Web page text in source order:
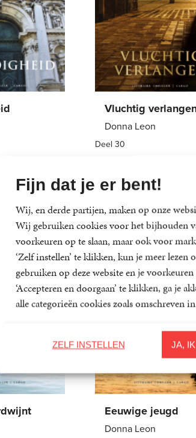
Fijn dat je er bent!
Wij, en derde partijen, maken op onze
Wij gebruiken cookies voor het bijhouden
voorkeuren op te slaan, maar ook voor
‘Zelf instellen’ te klikken, kun je meer lezen
gebruiken op deze website en je
‘Accepteren en doorgaan’ te klikken, ga je
alle categorieën cookies zoals omschreven
JA,
ZELF INSTELLEN
Vluchtig
Donna Leon
Deel 30
Eeuwige jeugd
Donna Leon